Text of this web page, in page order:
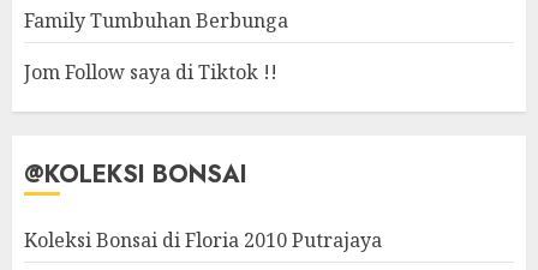
Family Tumbuhan Berbunga
Jom Follow saya di Tiktok !!
@KOLEKSI BONSAI
Koleksi Bonsai di Floria 2010 Putrajaya